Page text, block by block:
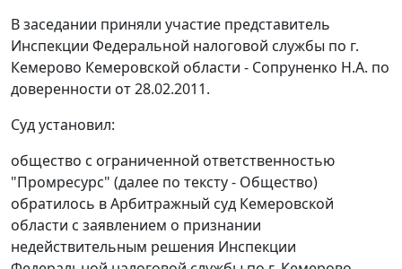
В заседании приняли участие представитель
Инспекции Федеральной налоговой службы по г.
Кемерово Кемеровской области - Сопруненко Н.А. по
доверенности от 28.02.2011.
Суд установил:
общество с ограниченной ответственностью
"Промресурс" (далее по тексту - Общество)
обратилось в Арбитражный суд Кемеровской
области с заявлением о признании
недействительным решения Инспекции